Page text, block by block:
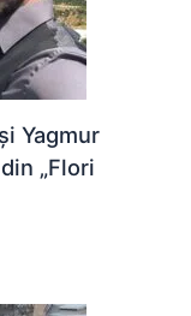
Yagmur
„Flori